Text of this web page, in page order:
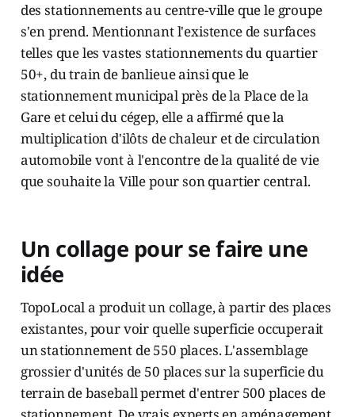
des stationnements au centre-ville que le groupe
s'en prend. Mentionnant l'existence de surfaces
telles que les vastes stationnements du quartier
50+, du train de banlieue ainsi que le
stationnement municipal près de la Place de la
Gare et celui du cégep, elle a affirmé que la
multiplication d'ilôts de chaleur et de circulation
automobile vont à l'encontre de la qualité de vie
que souhaite la Ville pour son quartier central.
Un collage pour se faire une
idée
TopoLocal a produit un collage, à partir des places
existantes, pour voir quelle superficie occuperait
un stationnement de 550 places. L'assemblage
grossier d'unités de 50 places sur la superficie du
terrain de baseball permet d'entrer 500 places de